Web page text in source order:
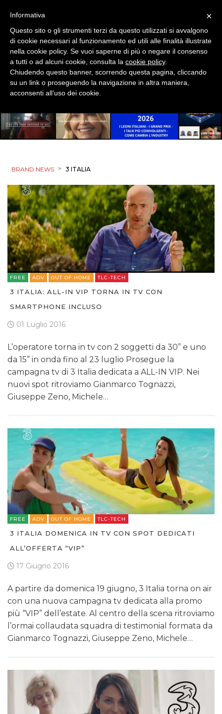
BRAND NEWS > 3 ITALIA
FREE ADV OUT OF HOME TLC-TECH
3 ITALIA: ALL-IN VIP TORNA IN TV CON
SMARTPHONE INCLUSO
01 Luglio 2016
L’operatore torna in tv con 2 soggetti da 30” e uno
da 15” in onda fino al 23 luglio Prosegue la
campagna tv di 3 Italia dedicata a ALL-IN VIP. Nei
nuovi spot ritroviamo Gianmarco Tognazzi,
Giuseppe Zeno, Michele…
FREE ADV OUT OF HOME TLC-TECH
3 ITALIA DOMENICA IN TV CON SPOT DEDICATI
ALL’OFFERTA “VIP”
17 Giugno 2016
A partire da domenica 19 giugno, 3 Italia torna on air
con una nuova campagna tv dedicata alla promo
più “VIP” dell’estate. Al centro della scena ritroviamo
l’ormai collaudata squadra di testimonial formata da
Gianmarco Tognazzi, Giuseppe Zeno, Michele…
×
Informativa
Questo sito o gli strumenti terzi da questo utilizzati si avvalgono
di cookie necessari al funzionamento ed utili alle finalità illustrate
nella cookie policy. Se vuoi saperne di più o negare il consenso
a tutti o ad alcuni cookie, consulta la cookie policy.
Chiudendo questo banner, scorrendo questa pagina, cliccando
su un link o proseguendo la navigazione in altra maniera,
acconsenti all’uso dei cookie.